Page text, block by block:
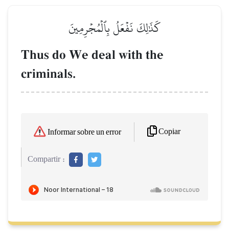
كَذَٰلِكَ نَفۡعَلُ بِٱلۡمُجۡرِمِينَ
Thus do We deal with the
criminals.
Informar sobre un error Copiar
Compartir :